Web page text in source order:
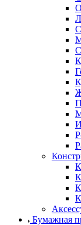
Бумажная